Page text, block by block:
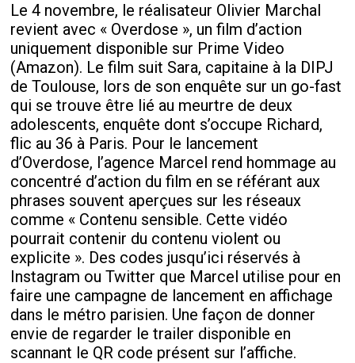
Le 4 novembre, le réalisateur Olivier Marchal
revient avec « Overdose », un film d’action
uniquement disponible sur Prime Video
(Amazon). Le film suit Sara, capitaine à la DIPJ
de Toulouse, lors de son enquête sur un go-fast
qui se trouve être lié au meurtre de deux
adolescents, enquête dont s’occupe Richard,
flic au 36 à Paris. Pour le lancement
d’Overdose, l’agence Marcel rend hommage au
concentré d’action du film en se référant aux
phrases souvent aperçues sur les réseaux
comme « Contenu sensible. Cette vidéo
pourrait contenir du contenu violent ou
explicite ». Des codes jusqu’ici réservés à
Instagram ou Twitter que Marcel utilise pour en
faire une campagne de lancement en affichage
dans le métro parisien. Une façon de donner
envie de regarder le trailer disponible en
scannant le QR code présent sur l’affiche.